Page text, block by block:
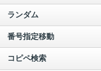
ランダム
番号指定移動
コピペ検索